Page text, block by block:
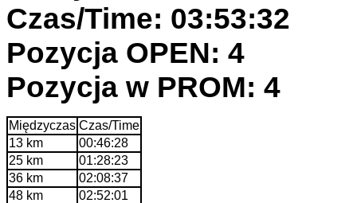
Czas/Time: 03:53:32
Pozycja OPEN: 4
Pozycja w PROM: 4
Międzyczas Czas/Time
13 km
00:46:28
25 km
01:28:23
36 km
02:08:37
48 km
02:52:01